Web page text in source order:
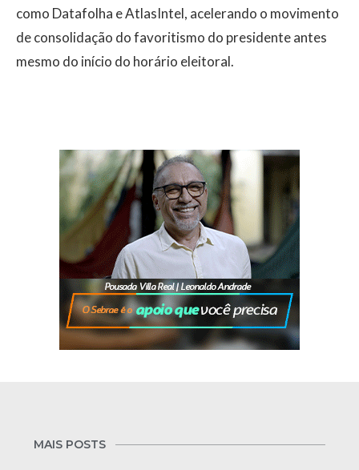
como Datafolha e AtlasIntel, acelerando o movimento
de consolidação do favoritismo do presidente antes
mesmo do início do horário eleitoral.
MAIS POSTS